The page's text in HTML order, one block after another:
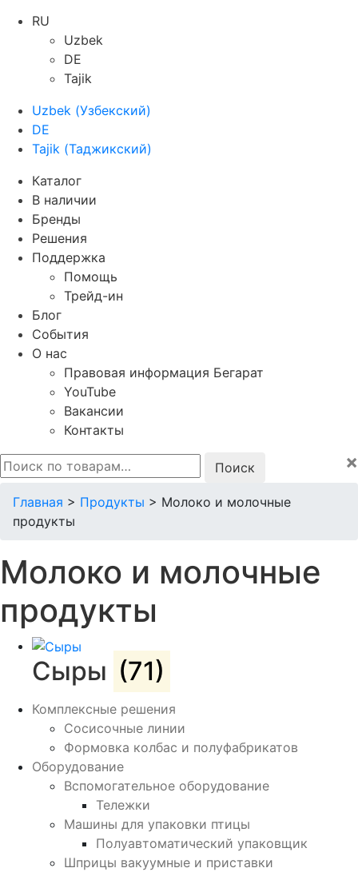
RU
Uzbek
DE
Tajik
Uzbek (Узбекский)
DE
Tajik (Таджикский)
Каталог
В наличии
Бренды
Решения
Поддержка
Помощь
Трейд-ин
Блог
События
О нас
Правовая информация Бегарат
YouTube
Вакансии
Контакты
Искать:
×
Главная > Продукты > Молоко и молочные
продукты
Молоко и молочные
продукты
Сыры (71)
Комплексные решения
Сосисочные линии
Формовка колбас и полуфабрикатов
Оборудование
Вспомогательное оборудование
Тележки
Машины для упаковки птицы
Полуавтоматический упаковщик
Шприцы вакуумные и приставки